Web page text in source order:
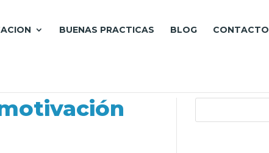
BUENAS PRACTICAS BLOG CONTACTO